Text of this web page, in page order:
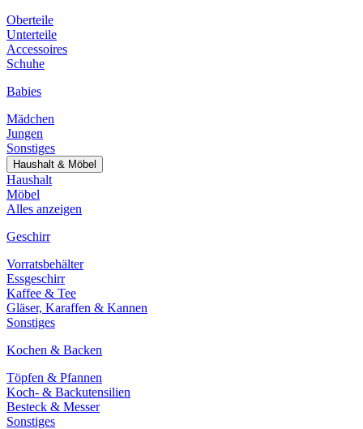
Oberteile
Unterteile
Accessoires
Schuhe
Babies
Mädchen
Jungen
Sonstiges
Haushalt & Möbel
Haushalt
Möbel
Alles anzeigen
Geschirr
Vorratsbehälter
Essgeschirr
Kaffee & Tee
Gläser, Karaffen & Kannen
Sonstiges
Kochen & Backen
Töpfen & Pfannen
Koch- & Backutensilien
Besteck & Messer
Sonstiges